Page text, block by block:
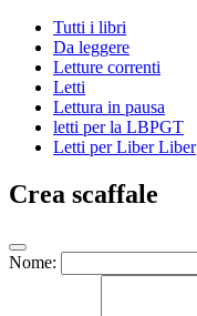
Tutti i libri
Da leggere
Letture correnti
Letti
Lettura in pausa
letti per la LBPGT
Letti per Liber Liber
Crea scaffale
Nome: